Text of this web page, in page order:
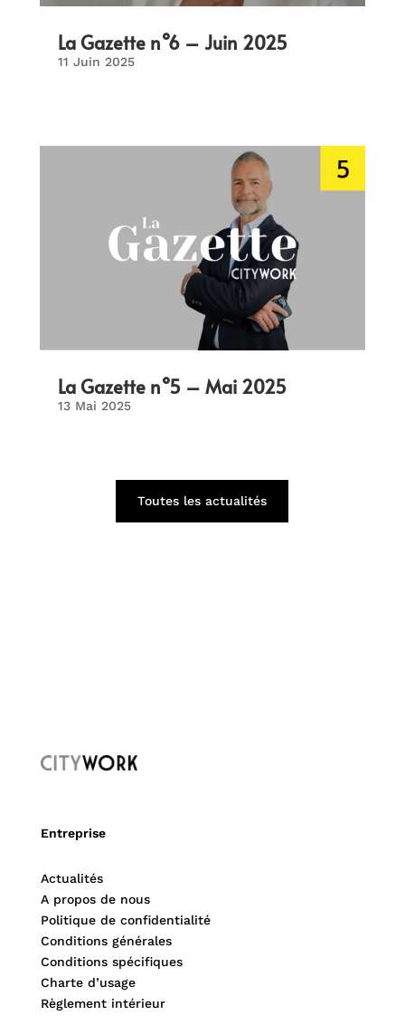
La Gazette n°6 – Juin 2025
11 Juin 2025
La Gazette n°5 – Mai 2025
13 Mai 2025
Toutes les actualités
Entreprise
Actualités
A propos de nous
Politique de confidentialité
Conditions générales
Conditions spécifiques
Charte d’usage
Règlement intérieur